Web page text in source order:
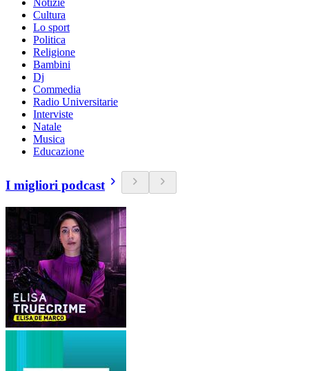
Notizie
Cultura
Lo sport
Politica
Religione
Bambini
Dj
Commedia
Radio Universitarie
Interviste
Natale
Musica
Educazione
I migliori podcast